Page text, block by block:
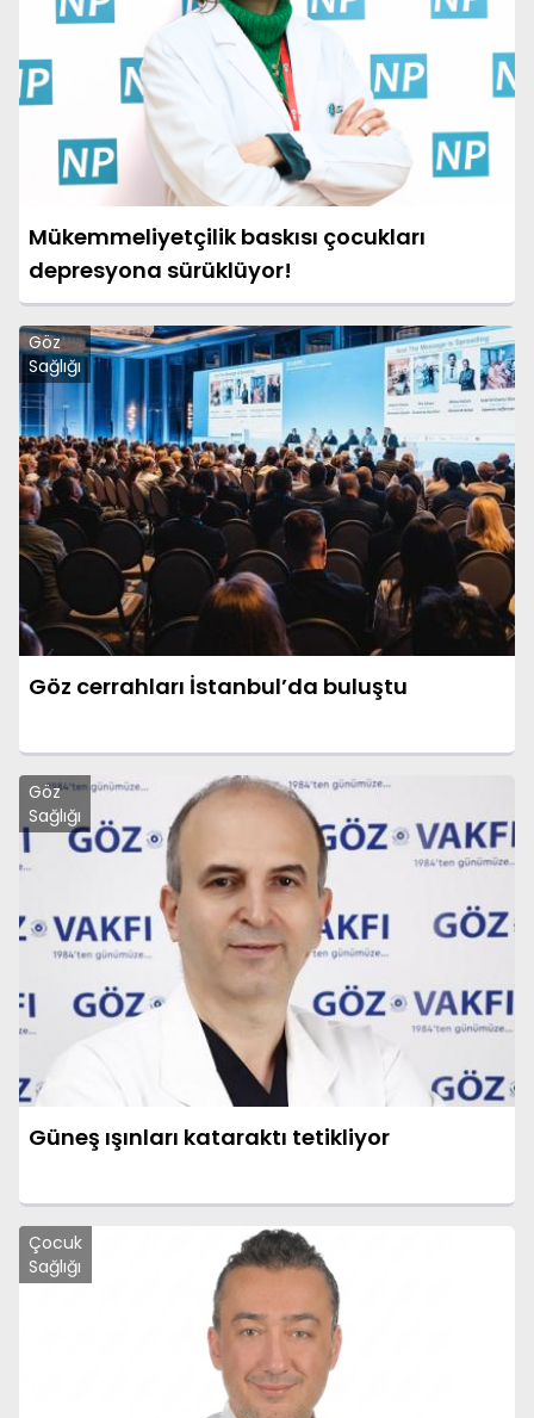
Mükemmeliyetçilik baskısı çocukları
depresyona sürüklüyor!
Göz
Sağlığı
Göz cerrahları İstanbul’da buluştu
Göz
Sağlığı
Güneş ışınları kataraktı tetikliyor
Çocuk
Sağlığı